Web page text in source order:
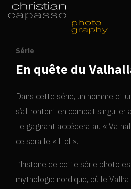
Série
En quête du
Dans cette série, un homme et
s’affrontent en combat singulier
Le gagnant accédera au «
ce sera le « Hel ».
L’histoire de cette série photo
mythologie nordique, où le